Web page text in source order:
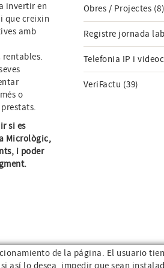
invertir en
que creixin
amb
o
si es
Micrològic,
i poder
Obres / Projectes (8)
Registre jornada
Telefonia IP i
VeriFactu (39)
de la página. El usuario